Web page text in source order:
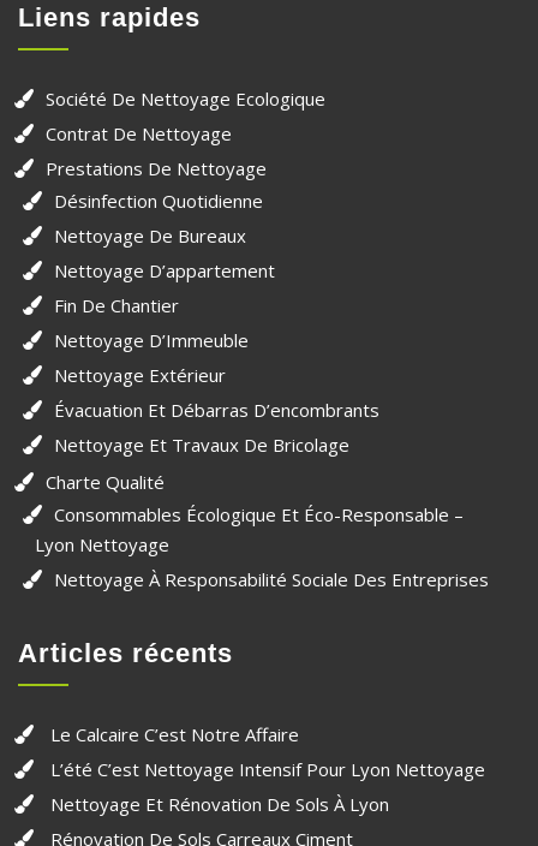
Liens rapides
Société De Nettoyage Ecologique
Contrat De Nettoyage
Prestations De Nettoyage
Désinfection Quotidienne
Nettoyage De Bureaux
Nettoyage D’appartement
Fin De Chantier
Nettoyage D’Immeuble
Nettoyage Extérieur
Évacuation Et Débarras D’encombrants
Nettoyage Et Travaux De Bricolage
Charte Qualité
Consommables Écologique Et Éco-Responsable –
Lyon Nettoyage
Nettoyage À Responsabilité Sociale Des Entreprises
Articles récents
Le Calcaire C’est Notre Affaire
L’été C’est Nettoyage Intensif Pour Lyon Nettoyage
Nettoyage Et Rénovation De Sols À Lyon
Rénovation De Sols Carreaux Ciment